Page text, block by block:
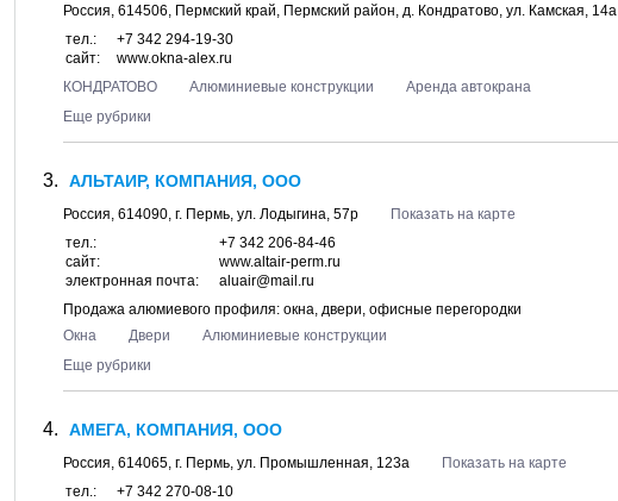
Россия, 614506, Пермский край, Пермский район, д. Кондратово, ул. Камская, 14а
тел.:
+7 342 294-19-30
сайт:
www.okna-alex.ru
КОНДРАТОВО
Алюминиевые конструкции
Аренда автокрана
Еще рубрики
АЛЬТАИР, КОМПАНИЯ, ООО
Россия, 614090, г. Пермь, ул. Лодыгина, 57р
Показать на карте
тел.:
+7 342 206-84-46
сайт:
www.altair-perm.ru
электронная почта:
aluair@mail.ru
Продажа алюмиевого профиля: окна, двери, офисные перегородки
Окна
Двери
Алюминиевые конструкции
Еще рубрики
АМЕГА, КОМПАНИЯ, ООО
Россия, 614065, г. Пермь, ул. Промышленная, 123а
Показать на карте
тел.:
+7 342 270-08-10